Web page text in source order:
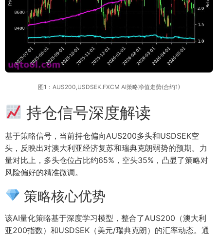
图1：AUS200,USDSEK.FXCM AI策略净值走势(合约1)
持仓信号深度解读
基于策略信号，当前持仓偏向AUS200多头和USDSEK空
头，反映出对澳大利亚经济复苏和瑞典克朗弱势的预期。力
量对比上，多头仓位占比约65%，空头35%，凸显了策略对
风险偏好的精准微调。
策略核心优势
该AI量化策略基于深度学习模型，整合了AUS200（澳大利
亚200指数）和USDSEK（美元/瑞典克朗）的汇率动态。通